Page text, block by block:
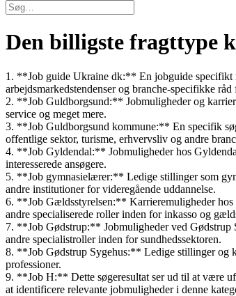
Den billigste fragttype
1. **Job guide Ukraine dk:** En jobguide specifikt
arbejdsmarkedstendenser og branche-specifikke
2. **Job Guldborgsund:** Jobmuligheder og
service og meget mere.
3. **Job Guldborgsund kommune:** En specifik
offentlige sektor, turisme, erhvervsliv og andre
4. **Job Gyldendal:** Jobmuligheder hos
interesserede ansøgere.
5. **Job gymnasielærer:** Ledige stillinger som
andre institutioner for videregående uddannelse.
6. **Job Gældsstyrelsen:** Karrieremuligheder hos
andre specialiserede roller inden for inkasso og
7. **Job Gødstrup:** Jobmuligheder ved Gødstrup
andre specialistroller inden for sundhedssektoren.
8. **Job Gødstrup Sygehus:** Ledige stillinger og
professioner.
9. **Job H:** Dette søgeresultat ser ud til at være
at identificere relevante jobmuligheder i denne